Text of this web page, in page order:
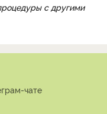
с другими
чате